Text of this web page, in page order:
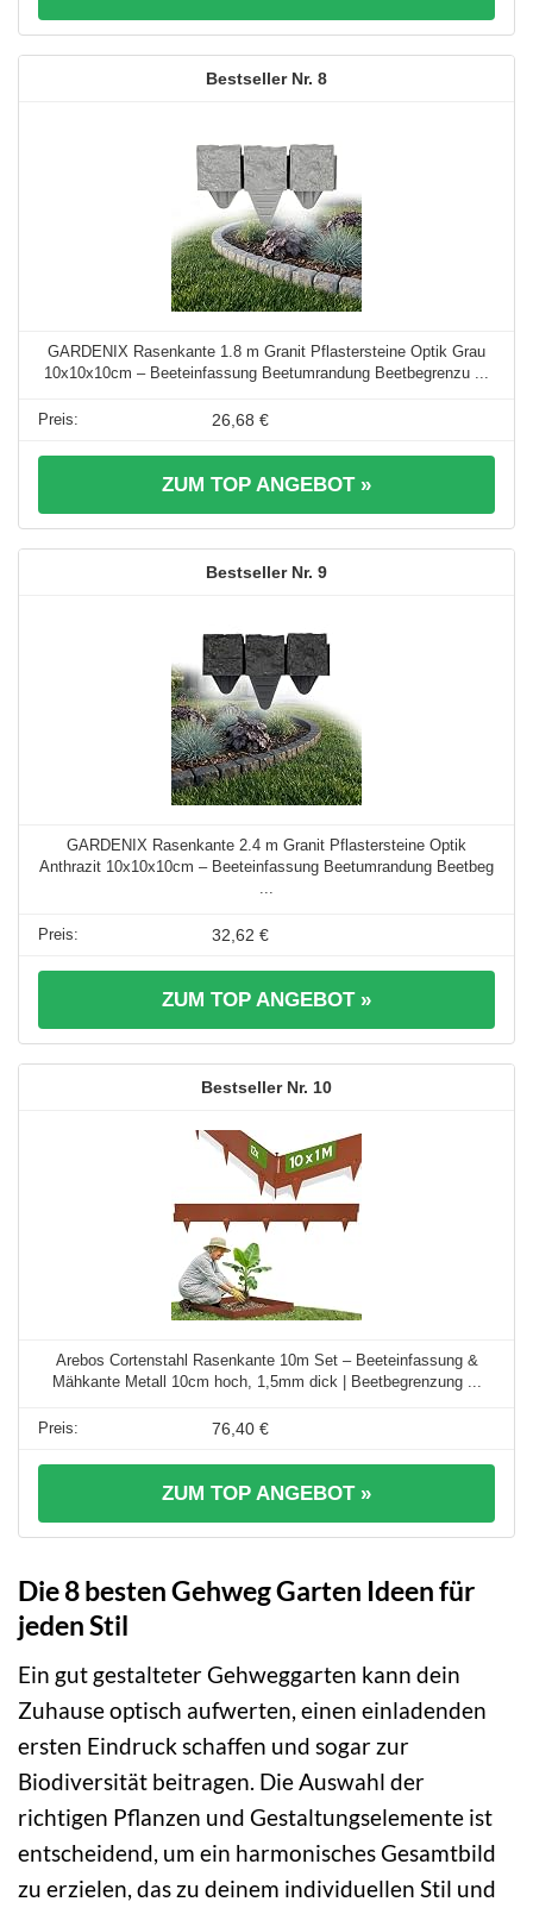
8
GARDENIX Rasenkante 1.8 m Granit Pflastersteine Optik Grau
10x10x10cm – Beeteinfassung Beetumrandung Beetbegrenzu ...
26,68 €
ZUM TOP ANGEBOT »
9
GARDENIX Rasenkante 2.4 m Granit Pflastersteine Optik
Anthrazit 10x10x10cm – Beeteinfassung Beetumrandung Beetbeg
...
32,62 €
ZUM TOP ANGEBOT »
10
Arebos Cortenstahl Rasenkante 10m Set – Beeteinfassung &
Mähkante Metall 10cm hoch, 1,5mm dick | Beetbegrenzung ...
76,40 €
ZUM TOP ANGEBOT »
Die 8 besten Gehweg Garten Ideen für
jeden Stil
Ein gut gestalteter Gehweggarten kann dein
Zuhause optisch aufwerten, einen einladenden
ersten Eindruck schaffen und sogar zur
Biodiversität beitragen. Die Auswahl der
richtigen Pflanzen und Gestaltungselemente ist
entscheidend, um ein harmonisches Gesamtbild
zu erzielen, das zu deinem individuellen Stil und